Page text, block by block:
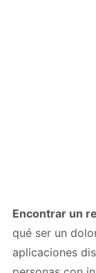
Encontrar un
qué ser un
aplicaciones